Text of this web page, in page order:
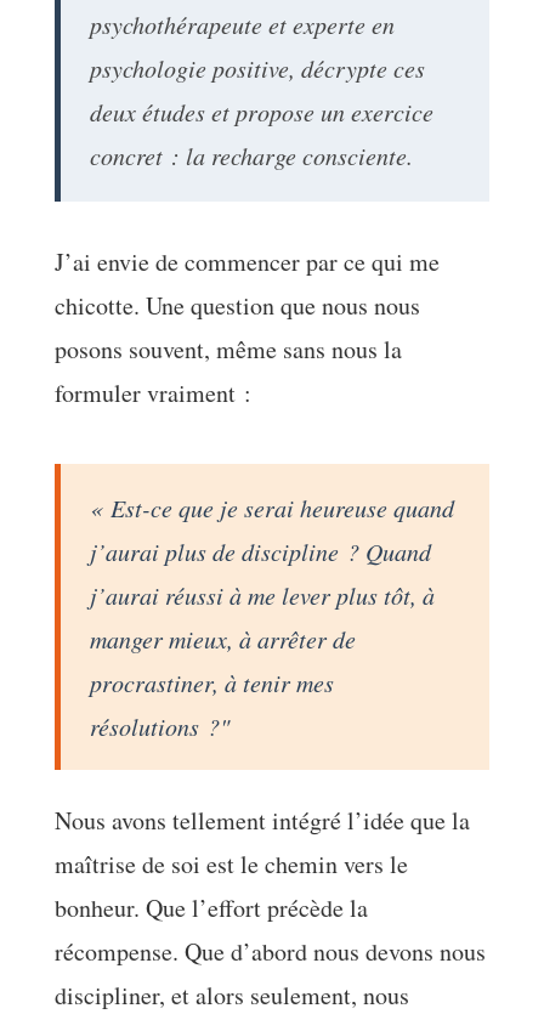
psychothérapeute et experte en
psychologie positive, décrypte ces
deux études et propose un exercice
concret : la recharge consciente.
J’ai envie de commencer par ce qui me
chicotte. Une question que nous nous
posons souvent, même sans nous la
formuler vraiment :
« Est-ce que je serai heureuse quand
j’aurai plus de discipline ? Quand
j’aurai réussi à me lever plus tôt, à
manger mieux, à arrêter de
procrastiner, à tenir mes
résolutions ?"
Nous avons tellement intégré l’idée que la
maîtrise de soi est le chemin vers le
bonheur. Que l’effort précède la
récompense. Que d’abord nous devons nous
discipliner, et alors seulement, nous